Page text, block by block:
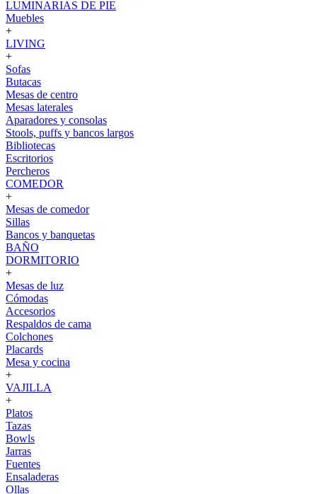
LUMINARIAS DE PIE
Muebles
+
LIVING
+
Sofas
Butacas
Mesas de centro
Mesas laterales
Aparadores y consolas
Stools, puffs y bancos largos
Bibliotecas
Escritorios
Percheros
COMEDOR
+
Mesas de comedor
Sillas
Bancos y banquetas
BAÑO
DORMITORIO
+
Mesas de luz
Cómodas
Accesorios
Respaldos de cama
Colchones
Placards
Mesa y cocina
+
VAJILLA
+
Platos
Tazas
Bowls
Jarras
Fuentes
Ensaladeras
Ollas